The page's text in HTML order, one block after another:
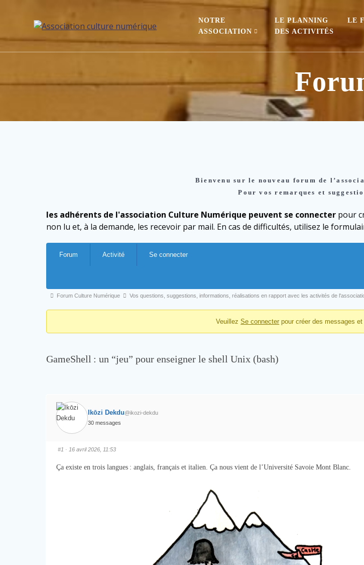
NOTRE
ASSOCIATION
LE PLANNING
DES ACTIVITÉS
LE
Bienvenu sur le nouveau forum de
Pour vos remarques et
les adhérents de l'association Culture Numérique peuvent se connecter pour
non lu et, à la demande, les recevoir par mail. En cas de difficultés, utilisez le
Forum Activité Se connecter
Forum Culture Numérique Vos questions, suggestions, informations, réalisations en rapport avec les activités de
VeuillezSe connecter pour créer des messages
GameShell : un “jeu” pour enseigner le shell Unix (bash)
Ikōzi Dekdu@ikozi-dekdu
30 messages
#1 · 16 avril 2026, 11:53
Ça existe en trois langues : anglais, français et italien. Ça nous vient de l’Université Savoie Mont Blanc.